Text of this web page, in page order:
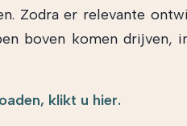
Zodra er relevante
boven komen drijven,
klikt u hier.